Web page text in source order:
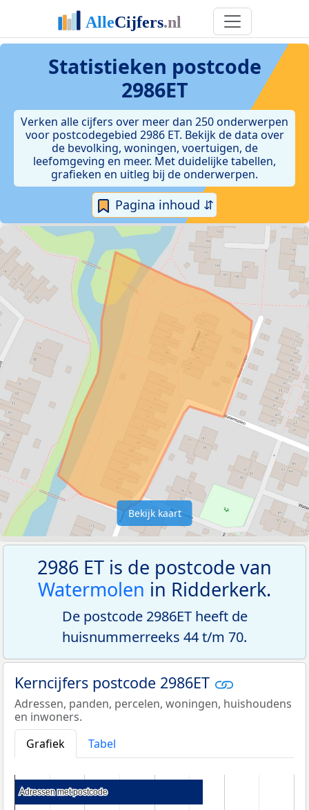
Statistieken postcode
2986ET
Verken alle cijfers over meer dan 250 onderwerpen
voor postcodegebied 2986 ET. Bekijk de data over
de bevolking, woningen, voertuigen, de
leefomgeving en meer. Met duidelijke tabellen,
grafieken en uitleg bij de onderwerpen.
Pagina inhoud ⇵
Bekijk kaart
2986 ET is de postcode van
Watermolen in Ridderkerk.
De postcode 2986ET heeft de
huisnummerreeks 44 t/m 70.
Kerncijfers postcode 2986ET
Adressen, panden, percelen, woningen, huishoudens
en inwoners.
Grafiek
Tabel
Adressen met postcode
Adressen met postcode